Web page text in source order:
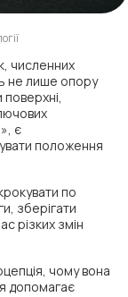
численних
не лише опору
є
положення
по
зберігати
різких змін
чому вона
допомагає